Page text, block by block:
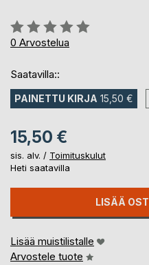
Arvostelu::
0%
0 Arvostelua
Saatavilla::
PAINETTU KIRJA 15,50 €
15,50 €
sis. alv. / Toimituskulut
Heti saatavilla
LISÄÄ
Lisää muistilistalle
Arvostele tuote